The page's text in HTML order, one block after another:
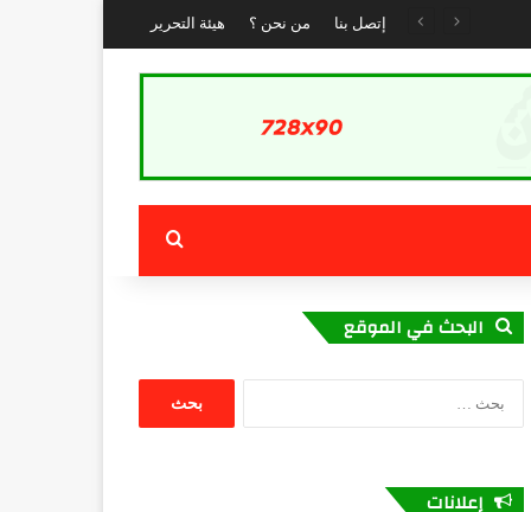
إتصل بنا من نحن ؟ هيئة التحرير
بحث عن
البحث في الموقع
إعلانات